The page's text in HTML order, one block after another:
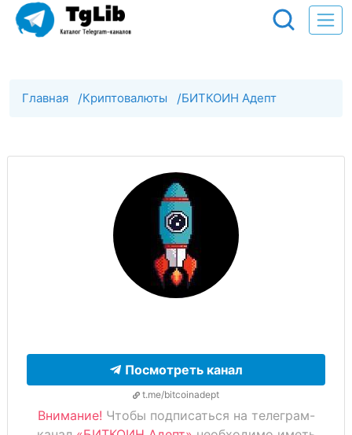
Главная /Криптовалюты /БИТКОИН Адепт
Посмотреть канал
t.me/bitcoinadept
Внимание! Чтобы подписаться на телеграм-